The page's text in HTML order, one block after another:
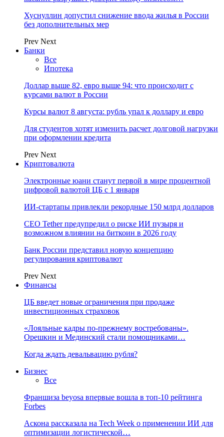
Хуснуллин допустил снижение ввода жилья в России
без дополнительных мер
Prev Next
Банки
Все
Ипотека
Доллар выше 82, евро выше 94: что происходит с
курсами валют в России
Курсы валют 8 августа: рубль упал к доллару и евро
Для студентов хотят изменить расчет долговой нагрузки
при оформлении кредита
Prev Next
Криптовалюта
Электронные юани станут первой в мире процентной
цифровой валютой ЦБ с 1 января
ИИ-стартапы привлекли рекордные 150 млрд долларов
CEO Tether предупредил о риске ИИ пузыря и
возможном влиянии на биткоин в 2026 году
Банк России представил новую концепцию
регулирования криптовалют
Prev Next
Финансы
ЦБ введет новые ограничения при продаже
инвестиционных страховок
«Лояльные кадры по-прежнему востребованы».
Орешкин и Мединский стали помощниками…
Когда ждать девальвацию рубля?
Бизнес
Все
Франшиза beyosa впервые вошла в топ-10 рейтинга
Forbes
Аскона рассказала на Tech Week о применении ИИ для
оптимизации логистической…